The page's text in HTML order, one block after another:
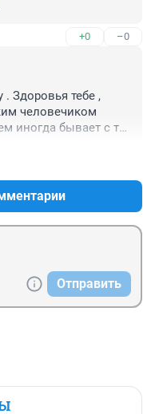
+0 –0
. Здоровья тебе ,
человечиком
иногда бывает с так
Отправить